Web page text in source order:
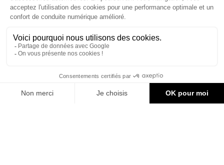
Service client
Du lundi au vendredi
de 10h à 12h et 14h à 16h30